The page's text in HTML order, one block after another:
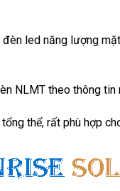
led năng lượng
NLMT theo thông tin
thể, rất phù hợp